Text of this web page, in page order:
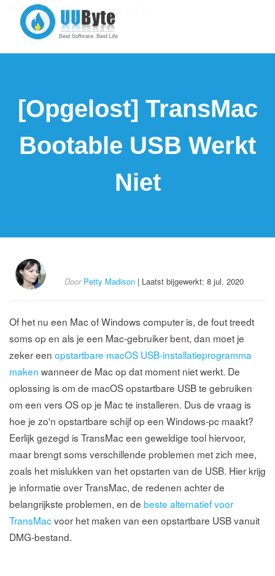
[Opgelost] TransMac
Bootable USB Werkt
Niet
Door Petty Madison | Laatst bijgewerkt: 8 jul. 2020
Of het nu een Mac of Windows computer is, de fout treedt
soms op en als je een Mac-gebruiker bent, dan moet je
zeker een opstartbare macOS USB-installatieprogramma
maken wanneer de Mac op dat moment niet werkt. De
oplossing is om de macOS opstartbare USB te gebruiken
om een ​​vers OS op je Mac te installeren. Dus de vraag is
hoe je zo'n opstartbare schijf op een Windows-pc maakt?
Eerlijk gezegd is TransMac een geweldige tool hiervoor,
maar brengt soms verschillende problemen met zich mee,
zoals het mislukken van het opstarten van de USB. Hier krijg
je informatie over TransMac, de redenen achter de
belangrijkste problemen, en de beste alternatief voor
TransMacvoor het maken van een opstartbare USB vanuit
DMG-bestand.